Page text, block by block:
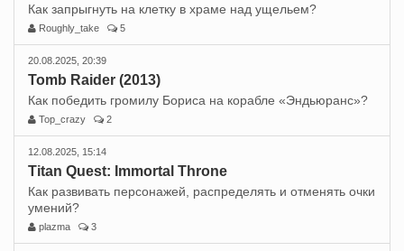
Как запрыгнуть на клетку в храме над ущельем?
Roughly_take 5
20.08.2025, 20:39
Tomb Raider (2013)
Как победить громилу Бориса на корабле «Эндьюранс»?
Top_crazy 2
12.08.2025, 15:14
Titan Quest: Immortal Throne
Как развивать персонажей, распределять и отменять очки
умений?
plazma 3